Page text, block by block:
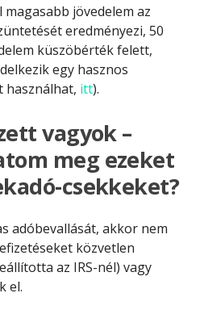
magasabb jövedelem az
eredményezi, 50
küszöbérték felett,
egy hasznos
használhat, itt).
vagyok –
meg ezeket
csekkeket?
adóbevallását, akkor nem
közvetlen
az IRS-nél) vagy
el.